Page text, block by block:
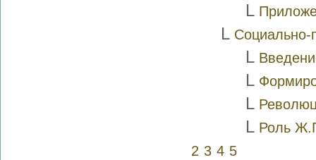
L
L Социально-
L
L
L
L Роль
2 3 4 5